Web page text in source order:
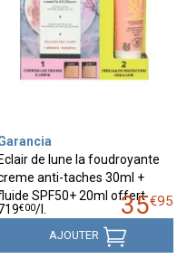
Eclair de lune la foudroyante
anti-taches 30ml +
SPF50+ 20ml offert
35€95
€00/
AJOUTER